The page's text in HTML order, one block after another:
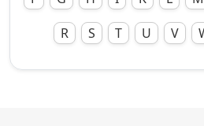
R
S T U V